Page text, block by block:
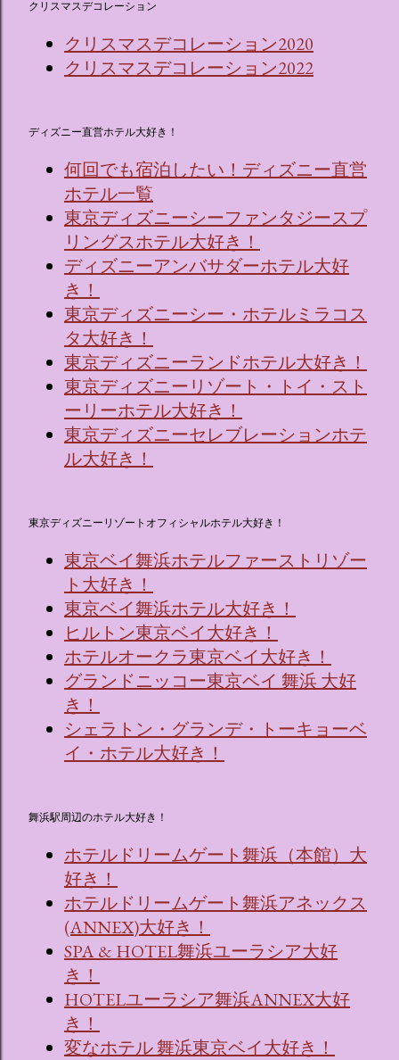
クリスマスデコレーション
クリスマスデコレーション2020
クリスマスデコレーション2022
ディズニー直営ホテル大好き！
何回でも宿泊したい！ディズニー直営
ホテル一覧
東京ディズニーシーファンタジースプ
リングスホテル大好き！
ディズニーアンバサダーホテル大好
き！
東京ディズニーシー・ホテルミラコス
タ大好き！
東京ディズニーランドホテル大好き！
東京ディズニーリゾート・トイ・スト
ーリーホテル大好き！
東京ディズニーセレブレーションホテ
ル大好き！
東京ディズニーリゾートオフィシャルホテル大好き！
東京ベイ舞浜ホテルファーストリゾー
ト大好き！
東京ベイ舞浜ホテル大好き！
ヒルトン東京ベイ大好き！
ホテルオークラ東京ベイ大好き！
グランドニッコー東京ベイ 舞浜 大好
き！
シェラトン・グランデ・トーキョーベ
イ・ホテル大好き！
舞浜駅周辺のホテル大好き！
ホテルドリームゲート舞浜（本館）大
好き！
ホテルドリームゲート舞浜アネックス
(ANNEX)大好き！
SPA & HOTEL舞浜ユーラシア大好
き！
HOTELユーラシア舞浜ANNEX大好
き！
変なホテル 舞浜東京ベイ大好き！